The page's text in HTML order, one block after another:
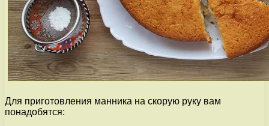
Для приготовления манника на скорую руку вам
понадобятся: